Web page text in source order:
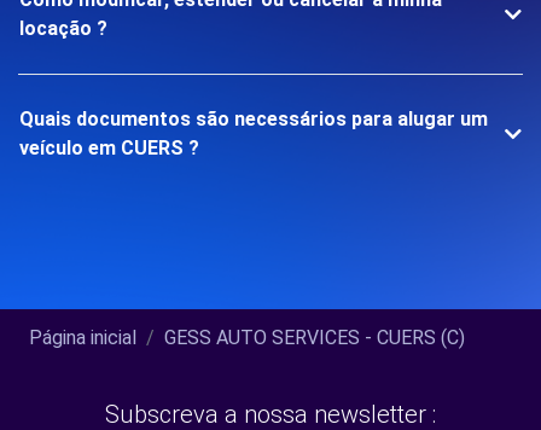
locação ?
Quais documentos são necessários para alugar um
veículo em CUERS ?
Página inicial GESS AUTO SERVICES - CUERS (C)
Subscreva a nossa newsletter :